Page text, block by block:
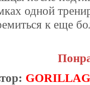
одной
к еще